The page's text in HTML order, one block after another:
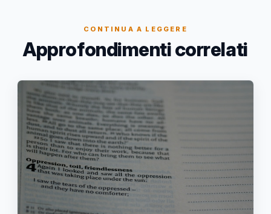
CONTINUA A LEGGERE
Approfondimenti correlati